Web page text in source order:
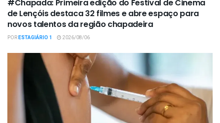
#Chapada: Primeira edição do Festival de Cinema
de Lençóis destaca 32 filmes e abre espaço para
novos talentos da região chapadeira
PORESTAGIÁRIO 1 2026/08/06